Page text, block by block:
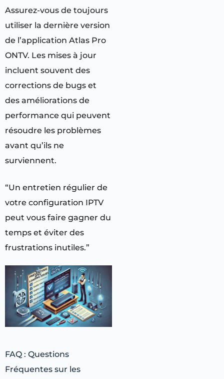
Assurez-vous de toujours
utiliser la dernière version
de l’application Atlas Pro
ONTV. Les mises à jour
incluent souvent des
corrections de bugs et
des améliorations de
performance qui peuvent
résoudre les problèmes
avant qu’ils ne
surviennent.
“Un entretien régulier de
votre configuration IPTV
peut vous faire gagner du
temps et éviter des
frustrations inutiles.”
FAQ : Questions
Fréquentes sur les